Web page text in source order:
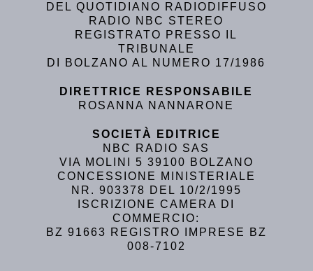
DEL QUOTIDIANO RADIODIFFUSO
RADIO NBC STEREO
REGISTRATO PRESSO IL
TRIBUNALE
DI BOLZANO AL NUMERO 17/1986
DIRETTRICE RESPONSABILE
ROSANNA NANNARONE
SOCIETÀ EDITRICE
NBC RADIO SAS
VIA MOLINI 5 39100 BOLZANO
CONCESSIONE MINISTERIALE
NR. 903378 DEL 10/2/1995
ISCRIZIONE CAMERA DI
COMMERCIO:
BZ 91663 REGISTRO IMPRESE BZ
008-7102